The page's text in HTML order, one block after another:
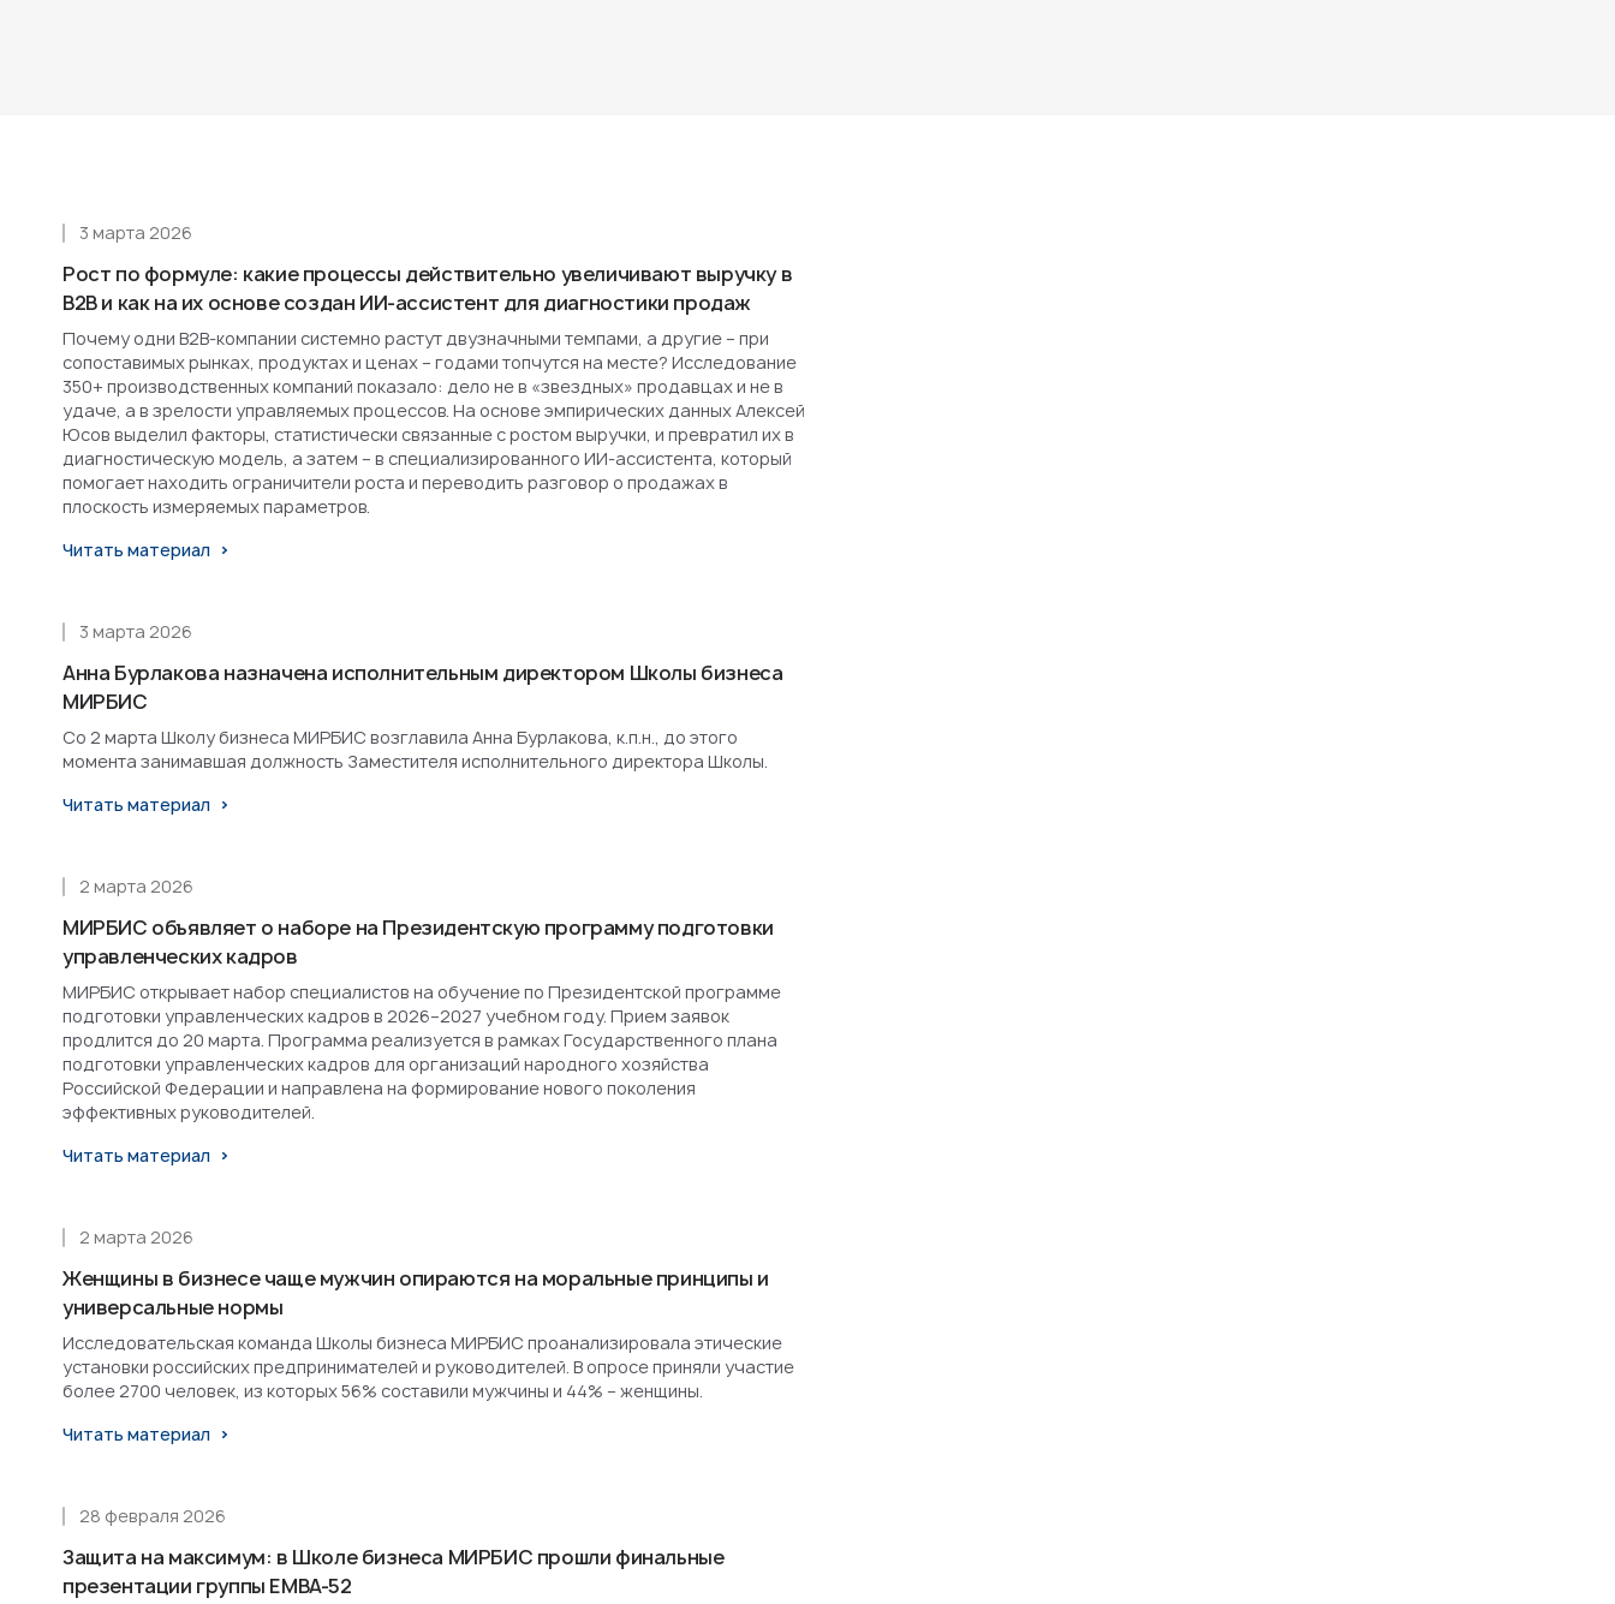
Рост по формуле: какие процессы действительно увеличивают выручку в
B2B и как на их основе создан ИИ-ассистент для диагностики продаж
3 марта 2026
Почему одни B2B-компании системно растут двузначными темпами, а другие – при
сопоставимых рынках, продуктах и ценах – годами топчутся на месте? Исследование
350+ производственных компаний показало: дело не в «звездных» продавцах и не в
удаче, а в зрелости управляемых процессов. На основе эмпирических данных Алексей
Юсов выделил факторы, статистически связанные с ростом выручки, и превратил их в
диагностическую модель, а затем – в специализированного ИИ-ассистента, который
помогает находить ограничители роста и переводить разговор о продажах в
плоскость измеряемых параметров.
Читать материал
Анна Бурлакова назначена исполнительным директором Школы бизнеса
МИРБИС
3 марта 2026
Со 2 марта Школу бизнеса МИРБИС возглавила Анна Бурлакова, к.п.н., до этого
момента занимавшая должность Заместителя исполнительного директора Школы.
Читать материал
МИРБИС объявляет о наборе на Президентскую программу подготовки
управленческих кадров
2 марта 2026
МИРБИС открывает набор специалистов на обучение по Президентской программе
подготовки управленческих кадров в 2026–2027 учебном году. Прием заявок
продлится до 20 марта. Программа реализуется в рамках Государственного плана
подготовки управленческих кадров для организаций народного хозяйства
Российской Федерации и направлена на формирование нового поколения
эффективных руководителей.
Читать материал
Женщины в бизнесе чаще мужчин опираются на моральные принципы и
универсальные нормы
2 марта 2026
Исследовательская команда Школы бизнеса МИРБИС проанализировала этические
установки российских предпринимателей и руководителей. В опросе приняли участие
более 2700 человек, из которых 56% составили мужчины и 44% – женщины.
Читать материал
Защита на максимум: в Школе бизнеса МИРБИС прошли финальные
презентации группы EMBA-52
28 февраля 2026